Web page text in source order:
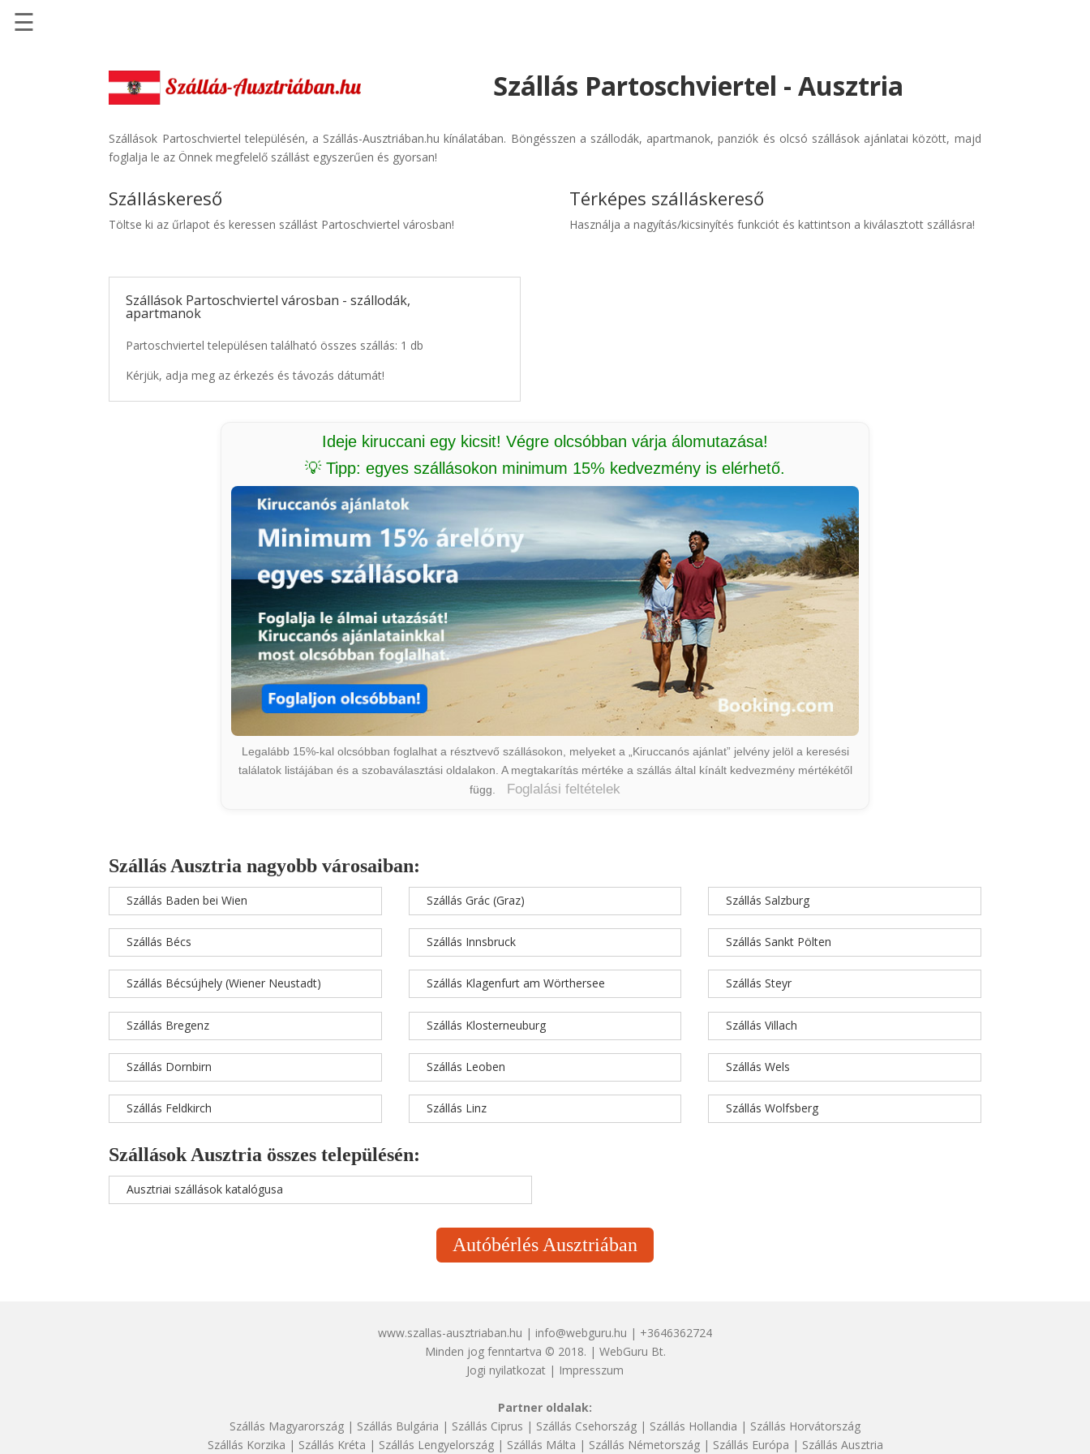
Szállásinfo.eu
Repülőjegy
Autóbérlés
☰
Szállás Partoschviertel - Ausztria
Szállások Partoschviertel településén, a Szállás-Ausztriában.hu kínálatában. Böngésszen a szállodák, apartmanok, panziók és olcsó szállások ajánlatai között, majd
foglalja le az Önnek megfelelő szállást egyszerűen és gyorsan!
Szálláskereső
Töltse ki az űrlapot és keressen szállást Partoschviertel városban!
Szállások Partoschviertel városban - szállodák,
apartmanok
Partoschviertel településen található összes szállás: 1 db
Kérjük, adja meg az érkezés és távozás dátumát!
Térképes szálláskereső
Használja a nagyítás/kicsinyítés funkciót és kattintson a kiválasztott szállásra!
Ideje kiruccani egy kicsit! Végre olcsóbban várja álomutazása!
💡 Tipp: egyes szállásokon minimum 15% kedvezmény is elérhető.
Legalább 15%-kal olcsóbban foglalhat a résztvevő szállásokon, melyeket a „Kiruccanós ajánlat” jelvény jelöl a keresési
találatok listájában és a szobaválasztási oldalakon. A megtakarítás mértéke a szállás által kínált kedvezmény mértékétől
függ.
Foglalási feltételek
Szállás Ausztria nagyobb városaiban:
Szállás Baden bei Wien
Szállás Bécs
Szállás Bécsújhely (Wiener Neustadt)
Szállás Bregenz
Szállás Dornbirn
Szállás Feldkirch
Szállás Grác (Graz)
Szállás Innsbruck
Szállás Klagenfurt am Wörthersee
Szállás Klosterneuburg
Szállás Leoben
Szállás Linz
Szállás Salzburg
Szállás Sankt Pölten
Szállás Steyr
Szállás Villach
Szállás Wels
Szállás Wolfsberg
Szállások Ausztria összes településén:
Ausztriai szállások katalógusa
Autóbérlés Ausztriában
www.szallas-ausztriaban.hu | info@webguru.hu | +3646362724
Minden jog fenntartva © 2018. | WebGuru Bt.
Jogi nyilatkozat | Impresszum
Partner oldalak:
Szállás Magyarország | Szállás Bulgária | Szállás Ciprus | Szállás Csehország | Szállás Hollandia | Szállás Horvátország
Szállás Korzika | Szállás Kréta | Szállás Lengyelország| Szállás Málta | Szállás Németország| Szállás Európa | Szállás Ausztria